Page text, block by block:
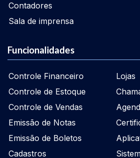
Contadores
Sala de imprensa
Funcionalidades
Controle Financeiro
Controle de Estoque
Controle de Vendas
Emissão de Notas
Emissão de Boletos
Cadastros
Lojas